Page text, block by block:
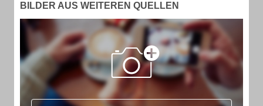
BILDER AUS WEITEREN QUELLEN